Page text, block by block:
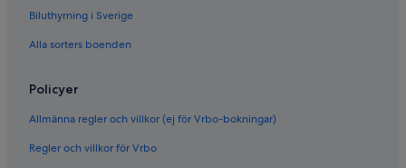
Biluthyrning i Sverige
Alla sorters boenden
Policyer
Allmänna regler och villkor (ej för Vrbo-bokningar)
Regler och villkor för Vrbo